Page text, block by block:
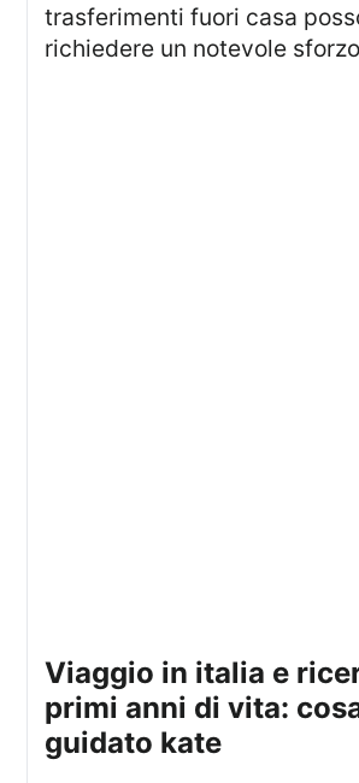
trasferimenti fuori casa
richiedere un notevole
viaggio in italia e ricerca sui
primi anni di vita:
guidato kate